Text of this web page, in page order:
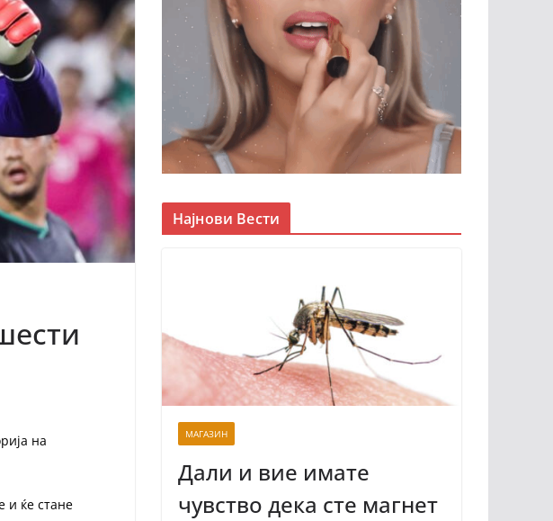
на
и ќе стане
Најнови Вести
МАГАЗИН
Дали и вие имате
чувство дека сте магнет